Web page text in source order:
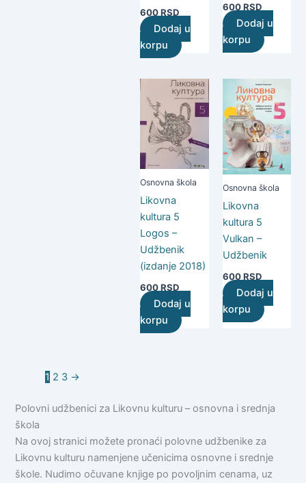
600RSD
Dodaj u
korpu
600RSD
Dodaj u
korpu
Osnovna škola
Likovna
kultura 5
Logos –
Udžbenik
(izdanje 2018)
600RSD
Dodaj u
korpu
Osnovna škola
Likovna
kultura 5
Vulkan –
Udžbenik
600RSD
Dodaj u
korpu
1 2 3 →
Polovni udžbenici za Likovnu kulturu – osnovna i srednja
škola
Na ovoj stranici možete pronaći polovne udžbenike za
Likovnu kulturu namenjene učenicima osnovne i srednje
škole. Nudimo očuvane knjige po povoljnim cenama, uz